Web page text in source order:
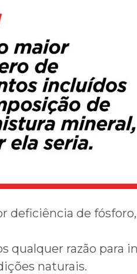
deficiência de
qualquer razão
naturais.